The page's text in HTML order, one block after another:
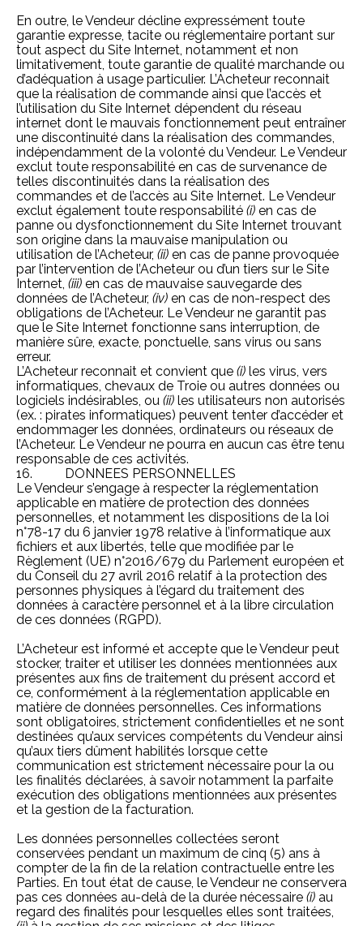
En outre, le Vendeur décline expressément toute
garantie expresse, tacite ou réglementaire portant sur
tout aspect du Site Internet, notamment et non
limitativement, toute garantie de qualité marchande ou
d’adéquation à usage particulier. L’Acheteur reconnait
que la réalisation de commande ainsi que l’accès et
l’utilisation du Site Internet dépendent du réseau
internet dont le mauvais fonctionnement peut entraîner
une discontinuité dans la réalisation des commandes,
indépendamment de la volonté du Vendeur. Le Vendeur
exclut toute responsabilité en cas de survenance de
telles discontinuités dans la réalisation des
commandes et de l’accès au Site Internet. Le Vendeur
exclut également toute responsabilité (i) en cas de
panne ou dysfonctionnement du Site Internet trouvant
son origine dans la mauvaise manipulation ou
utilisation de l’Acheteur, (ii) en cas de panne provoquée
par l’intervention de l’Acheteur ou d’un tiers sur le Site
Internet, (iii) en cas de mauvaise sauvegarde des
données de l’Acheteur, (iv) en cas de non-respect des
obligations de l’Acheteur. Le Vendeur ne garantit pas
que le Site Internet fonctionne sans interruption, de
manière sûre, exacte, ponctuelle, sans virus ou sans
erreur.
L’Acheteur reconnait et convient que (i) les virus, vers
informatiques, chevaux de Troie ou autres données ou
logiciels indésirables, ou (ii) les utilisateurs non autorisés
(ex. : pirates informatiques) peuvent tenter d’accéder et
endommager les données, ordinateurs ou réseaux de
l’Acheteur. Le Vendeur ne pourra en aucun cas être tenu
responsable de ces activités.
16. DONNEES PERSONNELLES
Le Vendeur s’engage à respecter la réglementation
applicable en matière de protection des données
personnelles, et notamment les dispositions de la loi
n°78-17 du 6 janvier 1978 relative à l’informatique aux
fichiers et aux libertés, telle que modifiée par le
Règlement (UE) n°2016/679 du Parlement européen et
du Conseil du 27 avril 2016 relatif à la protection des
personnes physiques à l’égard du traitement des
données à caractère personnel et à la libre circulation
de ces données (RGPD).
L’Acheteur est informé et accepte que le Vendeur peut
stocker, traiter et utiliser les données mentionnées aux
présentes aux fins de traitement du présent accord et
ce, conformément à la réglementation applicable en
matière de données personnelles. Ces informations
sont obligatoires, strictement confidentielles et ne sont
destinées qu’aux services compétents du Vendeur ainsi
qu’aux tiers dûment habilités lorsque cette
communication est strictement nécessaire pour la ou
les finalités déclarées, à savoir notamment la parfaite
exécution des obligations mentionnées aux présentes
et la gestion de la facturation.
Les données personnelles collectées seront
conservées pendant un maximum de cinq (5) ans à
compter de la fin de la relation contractuelle entre les
Parties. En tout état de cause, le Vendeur ne conservera
pas ces données au-delà de la durée nécessaire (i) au
regard des finalités pour lesquelles elles sont traitées,